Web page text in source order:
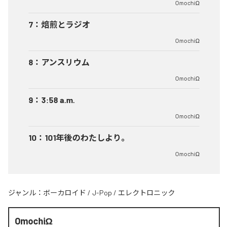
OmochiΩ
7 ： 焙煎とラジオ
OmochiΩ
8 ： アンスリウム
OmochiΩ
9 ： 3:58 a.m.
OmochiΩ
10 ： 101年後のわたしより。
OmochiΩ
ジャンル： ボーカロイド / J-Pop / エレクトロニック
OmochiΩ